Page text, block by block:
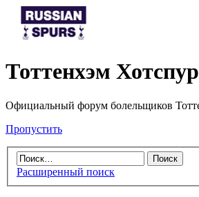
Тоттенхэм
Официальный форум болельщиков
Пропустить
Расширенный поиск